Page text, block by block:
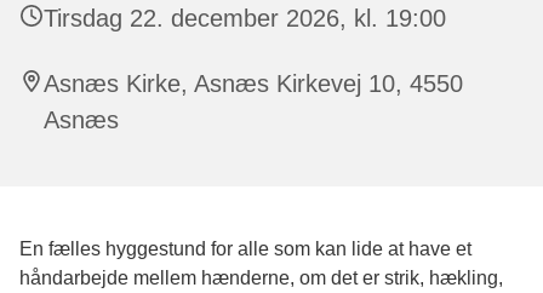
Tirsdag 22. december 2026, kl. 19:00
Asnæs Kirke, Asnæs Kirkevej 10, 4550
Asnæs
En fælles hyggestund for alle som kan lide at have et
håndarbejde mellem hænderne, om det er strik, hækling,